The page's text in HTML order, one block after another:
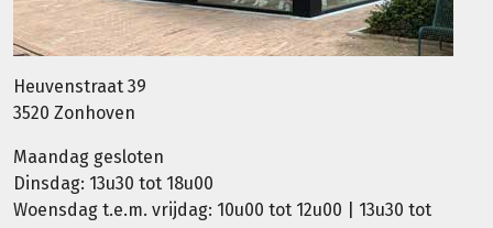
Heuvenstraat 39
3520 Zonhoven
Maandag gesloten
Dinsdag: 13u30 tot 18u00
Woensdag t.e.m. vrijdag: 10u00 tot 12u00 | 13u30 tot